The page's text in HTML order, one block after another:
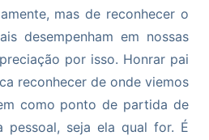
mas de reconhecer o
desempenham em nossas
por isso. Honrar pai
reconhecer de onde viemos
como ponto de partida de
pessoal, seja ela qual for. É